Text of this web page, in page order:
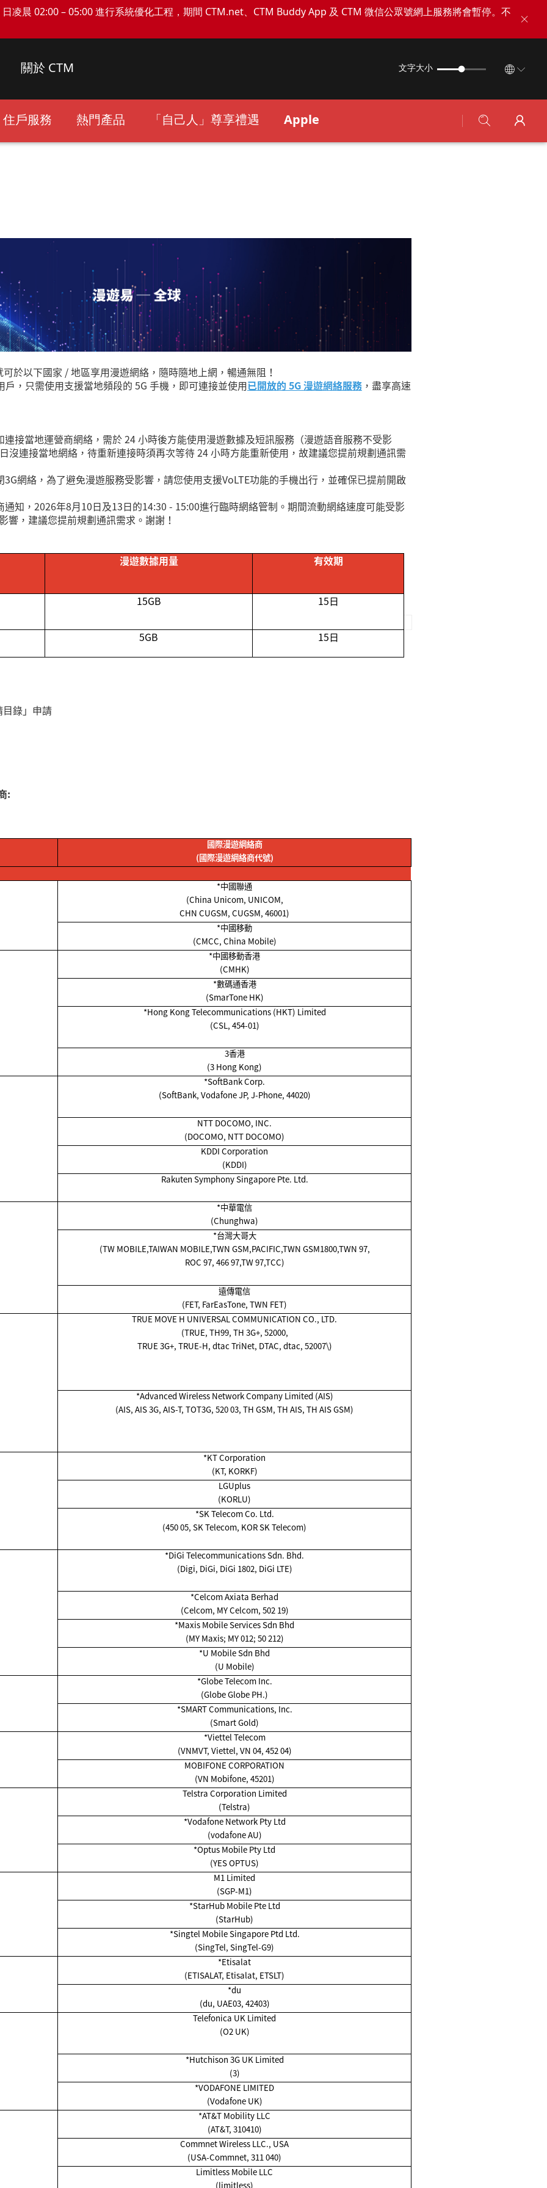
凌晨 02:00 – 05:00 進行系統優化工程，期間 CTM.net、CTM Buddy App 及 CTM 微信公眾號網上服務將會暫停。不
關於 CTM 文字大小
住戶服務 熱門產品 「自己人」尊享禮遇 Apple
於以下國家 / 地區享用漫遊網絡，隨時隨地上網，暢通無阻！
戶，只需使用支援當地頻段的 5G 手機，即可連接並使用已開放的 5G 漫遊網絡服務 ，盡享高速
接當地運營商網絡，需於 24 小時後方能使用漫遊數據及短訊服務（漫遊語音服務不受影
沒連接當地網絡，待重新連接時須再次等待 24 小時方能重新使用，故建議您提前規劃通訊需
網絡，為了避免漫遊服務受影響，請您使用支援VoLTE功能的手機出行，並確保已提前開啟
知，2026年8月10日及13日的14:30 - 15:00進行臨時網絡管制。期間流動網絡速度可能受影
響，建議您提前規劃通訊需求。謝謝！
漫遊數據用量 有效期
15GB 15日
5GB 15日
錄」申請
:
國際漫遊網絡商
(國際漫遊網絡商代號)
*中國聯通
(China Unicom, UNICOM,
CHN CUGSM, CUGSM, 46001)
*中國移動
(CMCC, China Mobile)
*中國移動香港
(CMHK)
*數碼通香港
(SmarTone HK)
*Hong Kong Telecommunications (HKT) Limited
(CSL, 454-01)
3香港
(3 Hong Kong)
*SoftBank Corp.
(SoftBank, Vodafone JP, J-Phone, 44020)
NTT DOCOMO, INC.
(DOCOMO, NTT DOCOMO)
KDDI Corporation
(KDDI)
Rakuten Symphony Singapore Pte. Ltd.
*中華電信
(Chunghwa)
*台灣大哥大
(TW MOBILE,TAIWAN MOBILE,TWN GSM,PACIFIC,TWN GSM1800,TWN 97,
ROC 97, 466 97,TW 97,TCC)
遠傳電信
(FET, FarEasTone, TWN FET)
TRUE MOVE H UNIVERSAL COMMUNICATION CO., LTD.
(TRUE, TH99, TH 3G+, 52000,
TRUE 3G+, TRUE-H, dtac TriNet, DTAC, dtac, 52007\)
*Advanced Wireless Network Company Limited (AIS)
(AIS, AIS 3G, AIS-T, TOT3G, 520 03, TH GSM, TH AIS, TH AIS GSM)
*KT Corporation
(KT, KORKF)
LGUplus
(KORLU)
*SK Telecom Co. Ltd.
(450 05, SK Telecom, KOR SK Telecom)
*DiGi Telecommunications Sdn. Bhd.
(Digi, DiGi, DiGi 1802, DiGi LTE)
*Celcom Axiata Berhad
(Celcom, MY Celcom, 502 19)
*Maxis Mobile Services Sdn Bhd
(MY Maxis; MY 012; 50 212)
*U Mobile Sdn Bhd
(U Mobile)
*Globe Telecom Inc.
(Globe Globe PH.)
*SMART Communications, Inc.
(Smart Gold)
*Viettel Telecom
(VNMVT, Viettel, VN 04, 452 04)
MOBIFONE CORPORATION
(VN Mobifone, 45201)
Telstra Corporation Limited
(Telstra)
*Vodafone Network Pty Ltd
(vodafone AU)
*Optus Mobile Pty Ltd
(YES OPTUS)
M1 Limited
(SGP-M1)
*StarHub Mobile Pte Ltd
(StarHub)
*Singtel Mobile Singapore Ptd Ltd.
(SingTel, SingTel-G9)
*Etisalat
(ETISALAT, Etisalat, ETSLT)
*du
(du, UAE03, 42403)
Telefonica UK Limited
(O2 UK)
*Hutchison 3G UK Limited
(3)
*VODAFONE LIMITED
(Vodafone UK)
*AT&T Mobility LLC
(AT&T, 310410)
Commnet Wireless LLC., USA
(USA-Commnet, 311 040)
Limitless Mobile LLC
(limitless)